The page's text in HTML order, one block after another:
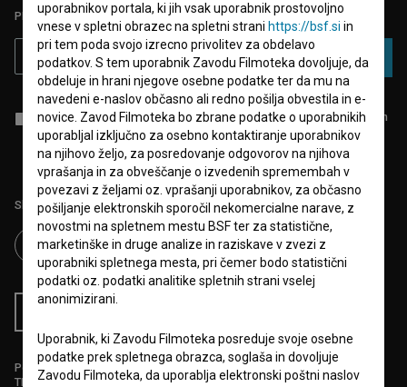
PRIJAVITE SE NA BSF NOVIČNIK:
PRIJAVA
Sprejemamsplošne pogoje in dajemsoglasjeza zbiranje, hrambo in
obdelavo osebnih podatkov.
Sledite nam na:
Podprite nas z donacijo na
TRR: SI56 6100 0001 5706 684,
uporabnikov portala, ki jih vsak uporabnik prostovoljno
vnese v spletni obrazec na spletni strani https://bsf.si in
pri tem poda svojo izrecno privolitev za obdelavo
podatkov. S tem uporabnik Zavodu Filmoteka dovoljuje, da
obdeluje in hrani njegove osebne podatke ter da mu na
navedeni e-naslov občasno ali redno pošilja obvestila in e-
novice. Zavod Filmoteka bo zbrane podatke o uporabnikih
uporabljal izključno za osebno kontaktiranje uporabnikov
na njihovo željo, za posredovanje odgovorov na njihova
vprašanja in za obveščanje o izvedenih spremembah v
povezavi z željami oz. vprašanji uporabnikov, za občasno
pošiljanje elektronskih sporočil nekomercialne narave, z
novostmi na spletnem mestu BSF ter za statistične,
marketinške in druge analize in raziskave v zvezi z
uporabniki spletnega mesta, pri čemer bodo statistični
podatki oz. podatki analitike spletnih strani vselej
anonimizirani.
Uporabnik, ki Zavodu Filmoteka posreduje svoje osebne
podatke prek spletnega obrazca, soglaša in dovoljuje
Zavodu Filmoteka, da uporablja elektronski poštni naslov